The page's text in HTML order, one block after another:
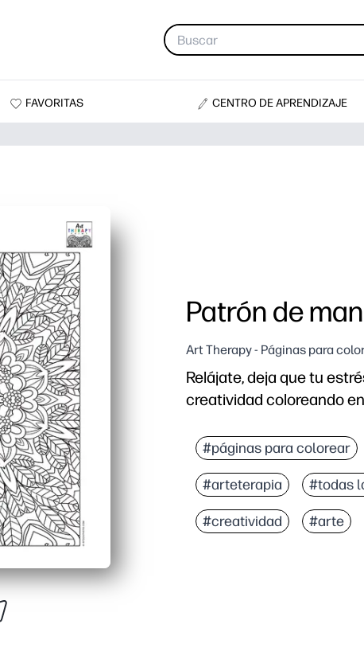
FAVORITAS CENTRO DE APRENDIZAJE
Patrón de
Art Therapy - Páginas para
Relájate, deja que tu
creatividad coloreando
Diseño para imprimir y
Atención plena
Uso versátil: perfecto
Desarrollo de
#páginas para colorear
#arteterapia #todas
#creatividad #arte